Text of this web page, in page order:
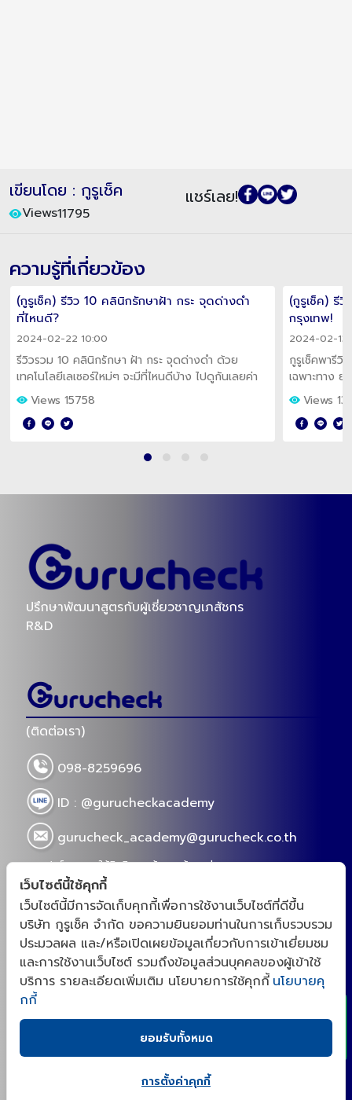
x
เขียนโดย : กูรูเช็ค
Views 11795
แชร์เลย!
ความรู้ที่เกี่ยวข้อง
(กูรูเช็ค) รีวิว 10 คลินิกรักษาฝ้า กระ จุดด่างดำ
ที่ไหนดี?
2024-02-22 10:00
รีวิวรวม 10 คลินิกรักษา ฝ้า กระ จุดด่างดำ ด้วย
เทคโนโลยีเลเซอร์ใหม่ๆ จะมีที่ไหนดีบ้าง ไปดูกันเลยค่า
Views 15758
(กูรูเช็ค) รี
กรุงเทพ!
2024-02-13
กูรูเช็คพารีวิ
เฉพาะทาง
บ้าง ไปเช็ค
Views
เว็บไซต์นี้ใช้คุกกี้
เว็บไซต์นี้มีการจัดเก็บคุกกี้เพื่อการใช้งานเว็บไซต์ที่ดีขึ้น
บริษัท กูรูเช็ค จำกัด ขอความยินยอมท่านในการเก็บรวบรวม
ประมวลผล และ/หรือเปิดเผยข้อมูลเกี่ยวกับการเข้าเยี่ยมชม
และการใช้งานเว็บไซต์ รวมถึงข้อมูลส่วนบุคคลของผู้เข้าใช้
บริการ รายละเอียดเพิ่มเติม นโยบายการใช้คุกกี้ นโยบายคุ
กกี้
ยอมรับทั้งหมด
การตั้งค่าคุกกี้